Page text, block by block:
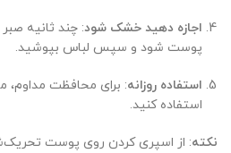
اجازه دهید خشک شود: چند ثانیه
پوست شود و سپس لباس بپوشید.
استفاده روزانه: برای محافظت مداوم،
استفاده کنید.
نکته: از اسپری کردن روی پوست